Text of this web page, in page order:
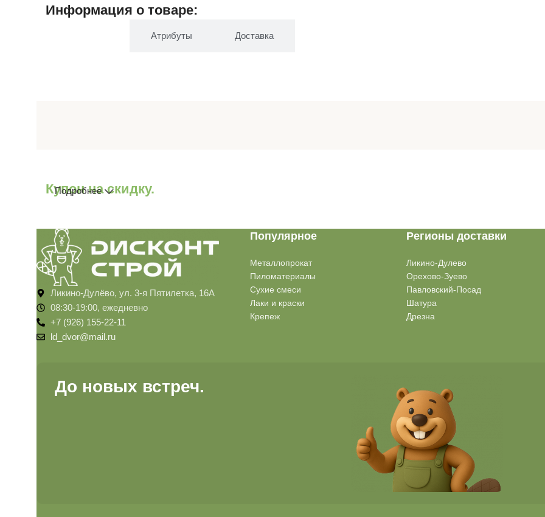
Информация о товаре:
Атрибуты Доставка
Купон на скидку.
Подробнее
Ликино-Дулёво, ул. 3-я Пятилетка, 16А
08:30-19:00, ежедневно
+7 (926) 155-22-11
ld_dvor@mail.ru
Популярное
Металлопрокат
Пиломатериалы
Сухие смеси
Лаки и краски
Крепеж
Регионы доставки
Ликино-Дулево
Орехово-Зуево
Павловский-Посад
Шатура
Дрезна
До новых встреч.